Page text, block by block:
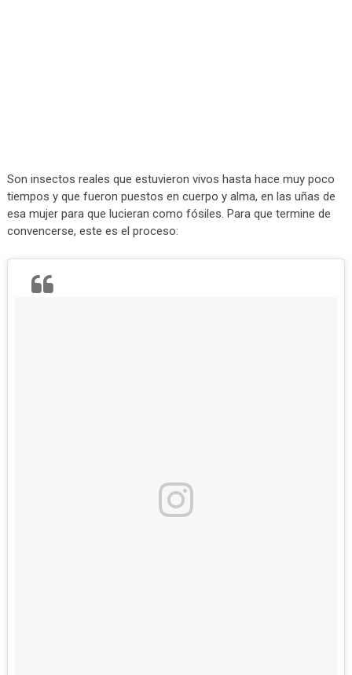
Son insectos reales que estuvieron vivos hasta hace muy poco
tiempos y que fueron puestos en cuerpo y alma, en las uñas de
esa mujer para que lucieran como fósiles. Para que termine de
convencerse, este es el proceso: